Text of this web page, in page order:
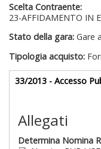
Scelta Contraente:
23-AFFIDAMENTO IN
Stato della gara: Gare
Tipologia acquisto:
Gare
33/2013 - Accesso
Sezione
Allegati
Determina Nomina